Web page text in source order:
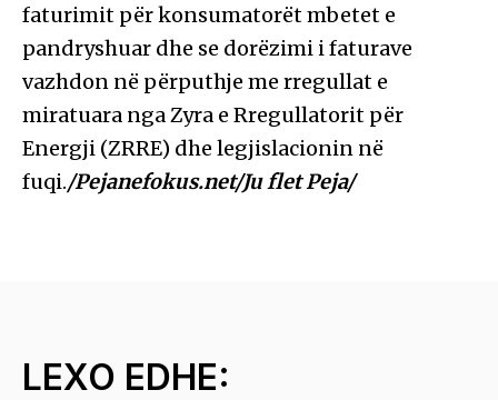
faturimit për konsumatorët mbetet e
pandryshuar dhe se dorëzimi i faturave
vazhdon në përputhje me rregullat e
miratuara nga Zyra e Rregullatorit për
Energji (ZRRE) dhe legjislacionin në
fuqi./Pejanefokus.net/Ju flet Peja/
LEXO EDHE: